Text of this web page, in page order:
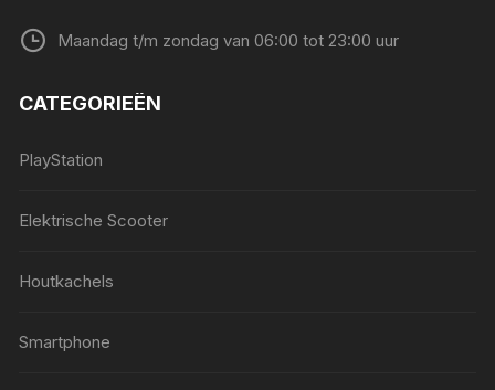
Maandag t/m zondag van 06:00 tot 23:00 uur
CATEGORIEËN
PlayStation
Elektrische Scooter
Houtkachels
Smartphone